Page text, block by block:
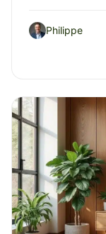
Philippe